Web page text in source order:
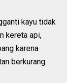
kayu tidak
kereta api,
karena
berkurang.